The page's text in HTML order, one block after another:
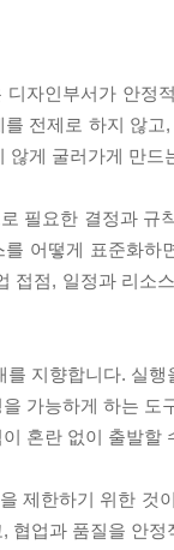
디자인부서가 안정
전제로 하지 않
않게 굴러가게 만
필요한 결정과
어떻게 표준화
접점, 일정과 리소
를 지향합니다. 실
가능하게 하는
혼란 없이 출발
제한하기 위한 것
협업과 품질을 안